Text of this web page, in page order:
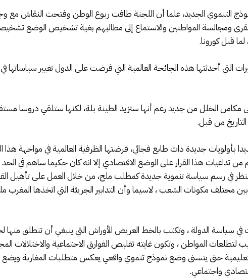
التنموي الجديد، علما أن اللجنة طافت ربوع الوطن وفتحت النقاش
ومجالسة المواطنين والاستماع إلى مطالبهم بغية تشخيص الوضع
قبل كورونا.
التي أحدثتها هذه الجائحة العالمية التي فرضت على الدول تغيير سياساتها
الخلل من جديد رغم أنها ستزيد الطينة بلة، لكنها ستلقي دروسا
من قبل.
جديدة ذات طابع فجائي، فرضتها الظرفية العالمية في مواجهة هذا
من تداعيات هذا القرار على الوضع الاقتصادي إلا انه كان حكيما ساهم في
النظر في رسم سياسة تنموية جديدة كمطلب ملح، من خلال العمل على تأهيل
مختلف مكونات الشعب ، لاسيما وأن التدابير الجريئة التي اتخذها
في سياسة الدولة ، وتكتب بالخط العريض الأوراش التي ينبغي أن تنطلق منها
المواطن ، وتكون غايته تقليص الفوارق الاجتماعية والاختلالات
حتى يتسنى وضع نموذج تنموي واقعي يعكس متطلبات المغاربة ويضع
واجتماعي.